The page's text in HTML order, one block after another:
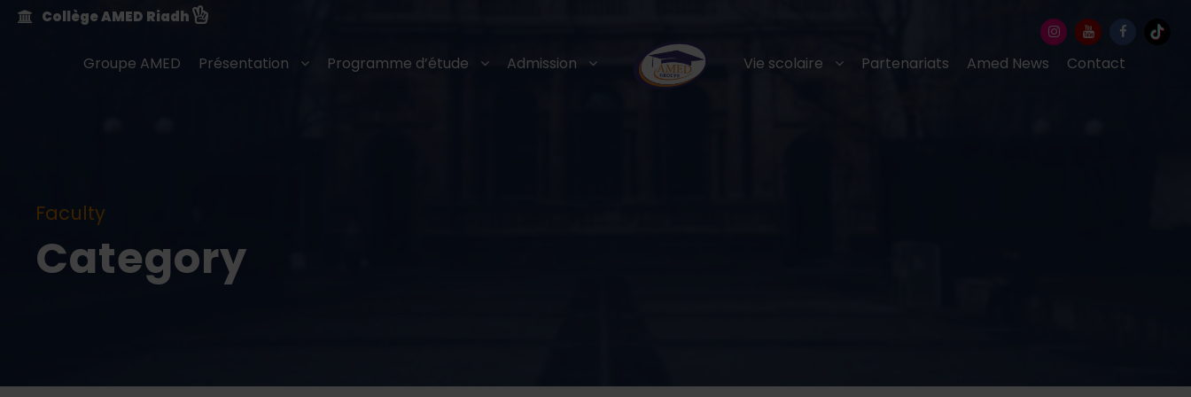
Collège AMED Riadh
Groupe AMED Présentation Programme d’étude Admission Vie scolaire Partenariats Amed News Contact
Faculty
Category